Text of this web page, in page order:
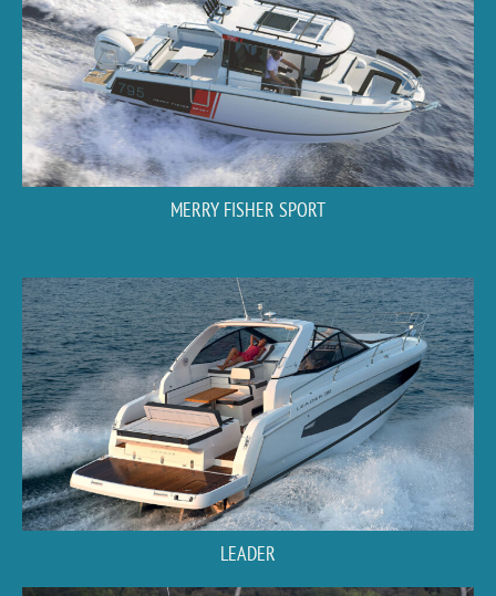
MERRY FISHER SPORT
LEADER